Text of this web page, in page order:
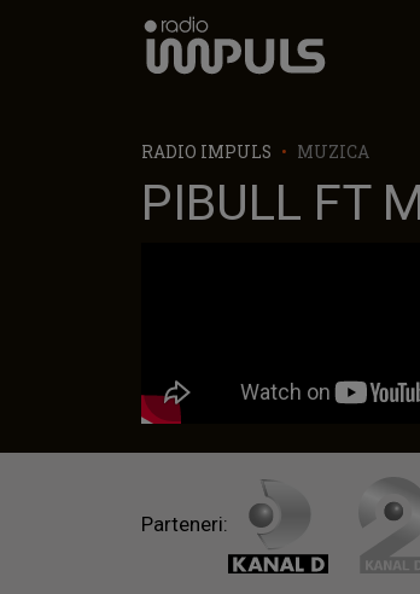
Radio Impuls
RADIO IMPULS MUZICA
PIBULL FT
Parteneri: